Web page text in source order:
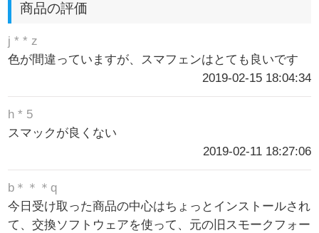
商品の評価
j * * z
色が間違っていますが、スマフェンはとても良いです
2019-02-15 18:04:34
h * 5
スマックが良くない
2019-02-11 18:27:06
b＊＊＊q
今日受け取った商品の中心はちょっとインストールされ
て、交換ソフトウェアを使って、元の旧スモークフォー